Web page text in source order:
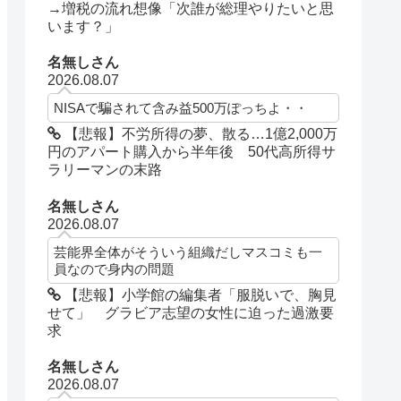
→増税の流れ想像「次誰が総理やりたいと思
います？」
名無しさん
2026.08.07
NISAで騙されて含み益500万ぽっちよ・・
【悲報】不労所得の夢、散る…1億2,000万
円のアパート購入から半年後 50代高所得サ
ラリーマンの末路
名無しさん
2026.08.07
芸能界全体がそういう組織だしマスコミも一
員なので身内の問題
【悲報】小学館の編集者「服脱いで、胸見
せて」 グラビア志望の女性に迫った過激要
求
名無しさん
2026.08.07